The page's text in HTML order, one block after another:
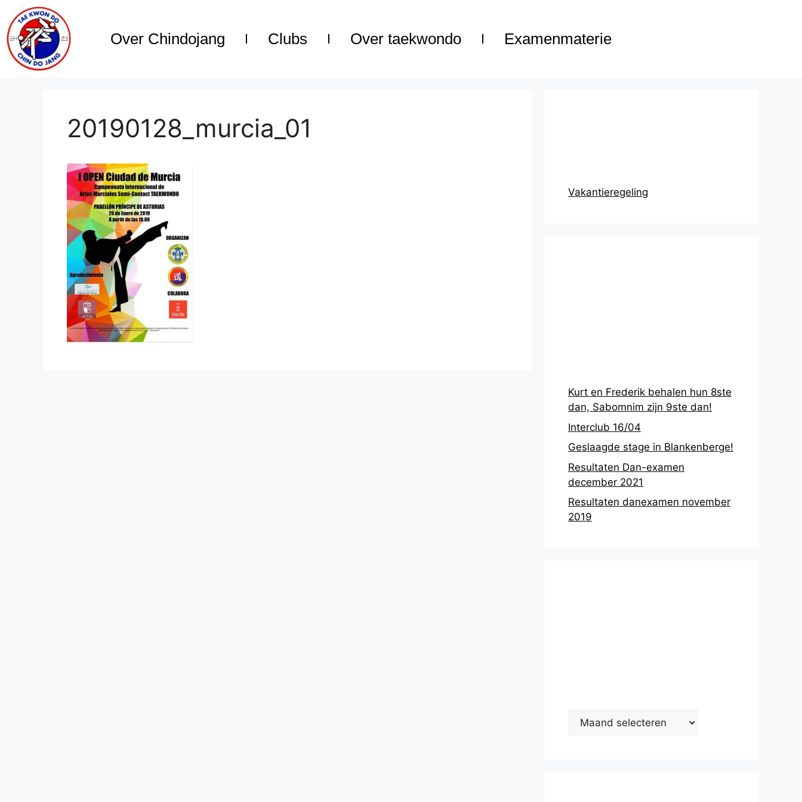
Over Chindojang Clubs Over taekwondo Examenmaterie
20190128_murcia_01
Vakantieregeling
Kurt en Frederik behalen hun 8ste
dan, Sabomnim zijn 9ste dan!
Interclub 16/04
Geslaagde stage in Blankenberge!
Resultaten Dan-examen
december 2021
Resultaten danexamen november
2019